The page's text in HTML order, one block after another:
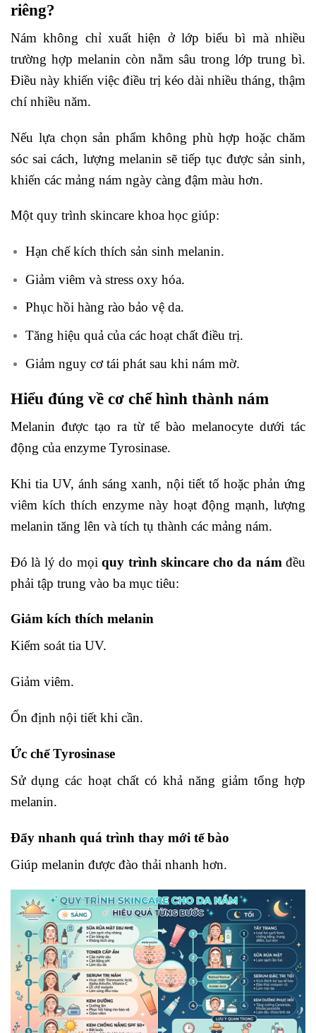
riêng?
Nám không chỉ xuất hiện ở lớp biểu bì mà nhiều
trường hợp melanin còn nằm sâu trong lớp trung bì.
Điều này khiến việc điều trị kéo dài nhiều tháng, thậm
chí nhiều năm.
Nếu lựa chọn sản phẩm không phù hợp hoặc chăm
sóc sai cách, lượng melanin sẽ tiếp tục được sản sinh,
khiến các mảng nám ngày càng đậm màu hơn.
Một quy trình skincare khoa học giúp:
Hạn chế kích thích sản sinh melanin.
Giảm viêm và stress oxy hóa.
Phục hồi hàng rào bảo vệ da.
Tăng hiệu quả của các hoạt chất điều trị.
Giảm nguy cơ tái phát sau khi nám mờ.
Hiểu đúng về cơ chế hình thành nám
Melanin được tạo ra từ tế bào melanocyte dưới tác
động của enzyme Tyrosinase.
Khi tia UV, ánh sáng xanh, nội tiết tố hoặc phản ứng
viêm kích thích enzyme này hoạt động mạnh, lượng
melanin tăng lên và tích tụ thành các mảng nám.
Đó là lý do mọiquy trình skincare cho da nám đều
phải tập trung vào ba mục tiêu:
Giảm kích thích melanin
Kiểm soát tia UV.
Giảm viêm.
Ổn định nội tiết khi cần.
Ức chế Tyrosinase
Sử dụng các hoạt chất có khả năng giảm tổng hợp
melanin.
Đẩy nhanh quá trình thay mới tế bào
Giúp melanin được đào thải nhanh hơn.